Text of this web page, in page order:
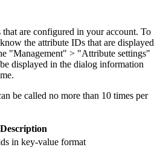
that are configured in your account. To
the attribute IDs that are displayed
"Management" > "Attribute settings"
displayed in the dialog information
be called no more than 10 times per
Description
in key-value format